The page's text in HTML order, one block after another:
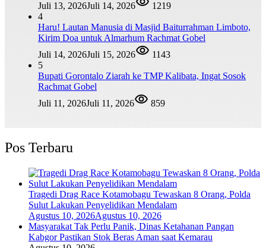
Juli 13, 2026Juli 14, 2026
1219
4
Haru! Lautan Manusia di Masjid Baiturrahman Limboto,
Kirim Doa untuk Almarhum Rachmat Gobel
Juli 14, 2026Juli 15, 2026
1143
5
Bupati Gorontalo Ziarah ke TMP Kalibata, Ingat Sosok
Rachmat Gobel
Juli 11, 2026Juli 11, 2026 859
Pos Terbaru
Tragedi Drag Race Kotamobagu Tewaskan 8 Orang, Polda
Sulut Lakukan Penyelidikan Mendalam
Agustus 10, 2026Agustus 10, 2026
Masyarakat Tak Perlu Panik, Dinas Ketahanan Pangan
Kabgor Pastikan Stok Beras Aman saat Kemarau